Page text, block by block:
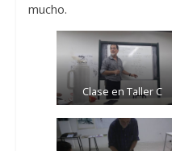
mucho.
Clase en Taller C